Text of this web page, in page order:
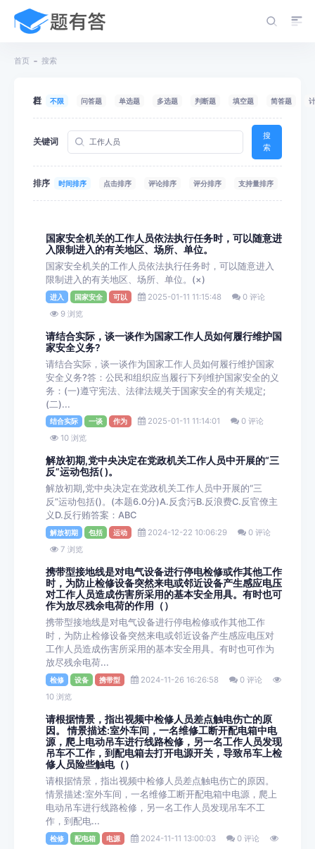
首页 搜索
栏目 不限 问答题 单选题 多选题 判断题 填空题 简答题
关键词
搜
索
排序 时间排序 点击排序 评论排序 评分排序 支持量排序
国家安全机关的工作人员依法执行任务时，可以随意进
入限制进入的有关地区、场所、单位。
国家安全机关的工作人员依法执行任务时，可以随意进入
限制进入的有关地区、场所、单位。(×)
进入 国家安全 可以 2025-01-11 11:15:48
0 评论
9 浏览
请结合实际，谈一谈作为国家工作人员如何履行维护国
家安全义务?
请结合实际，谈一谈作为国家工作人员如何履行维护国家
安全义务?答：公民和组织应当履行下列维护国家安全的义
务：(一)遵守宪法、法律法规关于国家安全的有关规定;
(二)...
结合实际 一谈 作为 2025-01-11 11:14:01
0 评论
10 浏览
解放初期,党中央决定在党政机关工作人员中开展的“三
反”运动包括( )。
解放初期,党中央决定在党政机关工作人员中开展的“三
反”运动包括()。(本题6.0分)A.反贪污B.反浪费C.反官僚主
义D.反行贿答案：ABC
解放初期 包括 运动 2024-12-22 10:06:29
0 评论
7 浏览
携带型接地线是对电气设备进行停电检修或作其他工作
时，为防止检修设备突然来电或邻近设备产生感应电压
对工作人员造成伤害所采用的基本安全用具。有时也可
作为放尽残余电荷的作用（）
携带型接地线是对电气设备进行停电检修或作其他工作
时，为防止检修设备突然来电或邻近设备产生感应电压对
工作人员造成伤害所采用的基本安全用具。有时也可作为
放尽残余电荷...
检修 设备 携带型 2024-11-26 16:26:58
0 评论
10 浏览
请根据情景，指出视频中检修人员差点触电伤亡的原
因。 情景描述:室外车间，一名维修工断开配电箱中电
源，爬上电动吊车进行线路检修，另一名工作人员发现
吊车不工作，到配电箱去打开电源开关，导致吊车上检
修人员险些触电（）
请根据情景，指出视频中检修人员差点触电伤亡的原因。
情景描述:室外车间，一名维修工断开配电箱中电源，爬上
电动吊车进行线路检修，另一名工作人员发现吊车不工
作，到配电...
检修 配电箱 电源 2024-11-11 13:00:03
0 评论